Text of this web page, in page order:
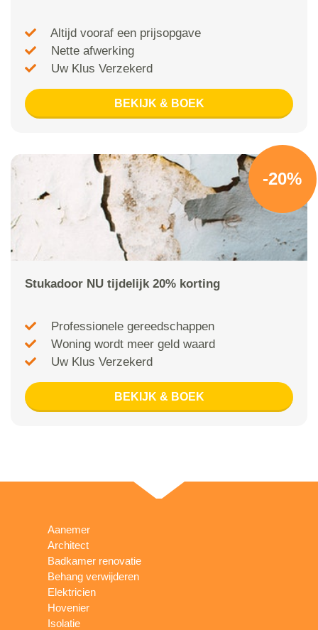
Altijd vooraf een prijsopgave
Nette afwerking
Uw Klus Verzekerd
BEKIJK & BOEK
-20%
Stukadoor NU tijdelijk 20% korting
Professionele gereedschappen
Woning wordt meer geld waard
Uw Klus Verzekerd
BEKIJK & BOEK
Aanemer
Architect
Badkamer renovatie
Behang verwijderen
Elektricien
Hovenier
Isolatie